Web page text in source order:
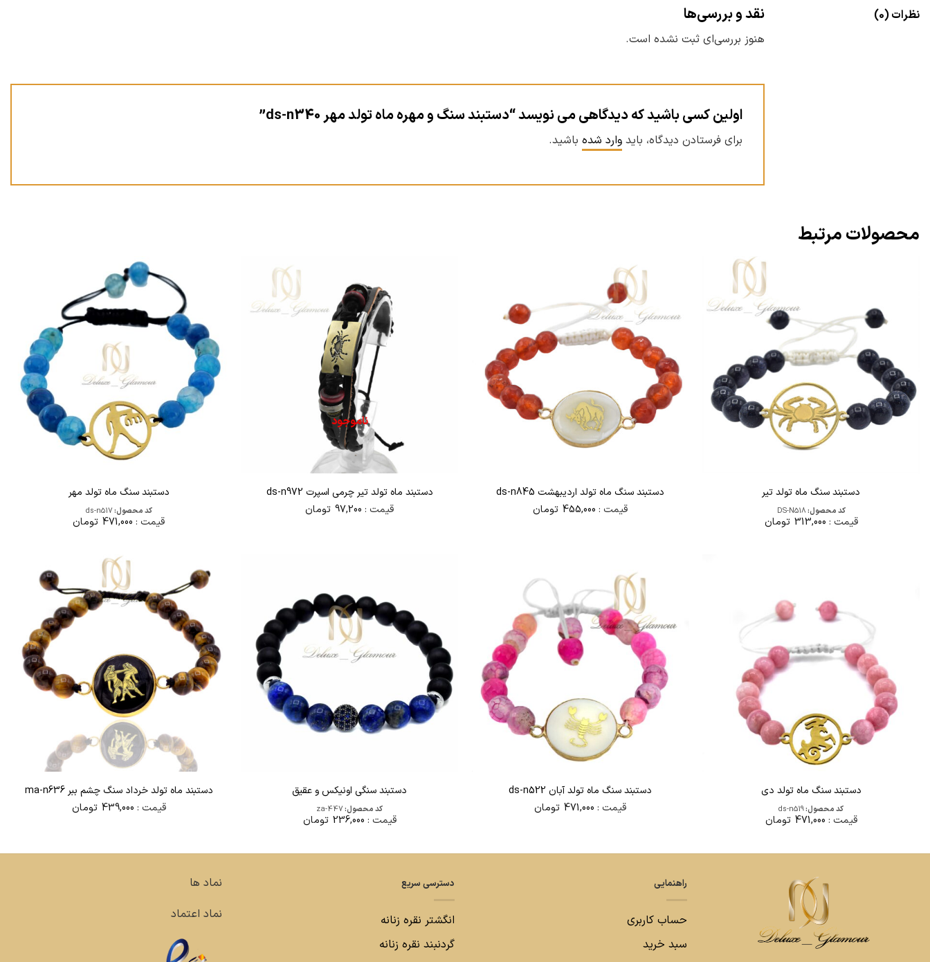
نظرات (0) نقد و بررسی‌ها
هنوز بررسی‌ای ثبت نشده است.
اولین کسی باشید که دیدگاهی می نویسد “دستبند سنگ و مهره ماه تولد مهر ds-n340”
برای فرستادن دیدگاه، باید وارد شده باشید.
محصولات مرتبط
دستبند سنگ ماه تولد تیر
کد محصول:DS-N518
قیمت : 313,000 تومان
دستبند سنگ ماه تولد اردیبهشت ds-n845
قیمت : 455,000 تومان
ناموجود
دستبند ماه تولد تیر چرمی اسپرت ds-n972
قیمت : 97,200 تومان
دستبند سنگ ماه تولد مهر
کد محصول:ds-n517
قیمت : 471,000 تومان
دستبند سنگ ماه تولد دی
کد محصول:ds-n519
قیمت : 471,000 تومان
دستبند سنگ ماه تولد آبان ds-n522
قیمت : 471,000 تومان
دستبند سنگی اونیکس و عقیق
کد محصول:za-447
قیمت : 236,000 تومان
دستبند ماه تولد خرداد سنگ چشم ببر ma-n636
قیمت : 439,000 تومان
راهنمایی
حساب کاربری
سبد خرید
دسترسی سریع
انگشتر نقره زنانه
گردنبند نقره زنانه
نماد ها
نماد اعتماد